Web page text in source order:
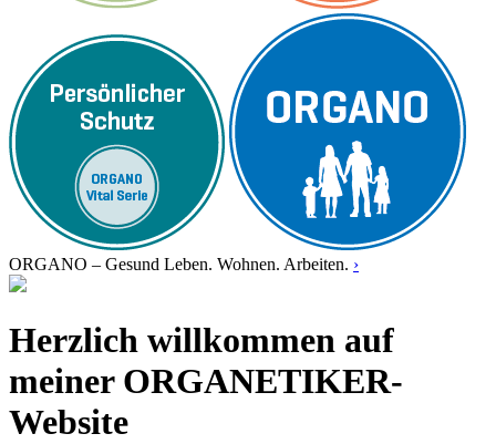
ORGANO – Gesund Leben. Wohnen. Arbeiten. ›
Herzlich willkommen auf
meiner ORGANETIKER-
Website